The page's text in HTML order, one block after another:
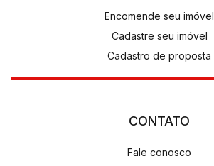
Encomende seu imóvel
Cadastre seu imóvel
Cadastro de proposta
CONTATO
Fale conosco